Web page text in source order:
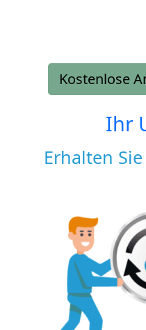
Kostenlose
Ihr
Erhalten